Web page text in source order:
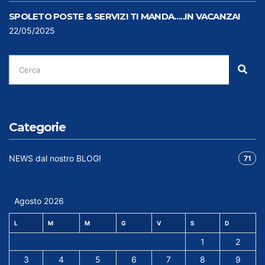
SPOLETO POSTE & SERVIZI TI MANDA…..IN VACANZA!
22/05/2025
CERCA
PER:
Categorie
NEWS dal nostro BLOG! 71
Agosto 2026
L M M G V S D
1
2
3
4 5 6 7 8
9